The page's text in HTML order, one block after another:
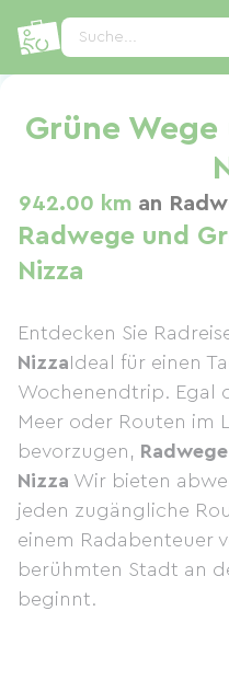
Suche...
Grüne Wege
942.00 kman
Radwege und
Nizza
Entdecken Sie
NizzaIdeal für einen
Wochenendtrip. Egal
Meer oder Routen im
bevorzugen,
Nizza Wir bieten
jeden zugängliche
einem Radabenteuer
berühmten Stadt an
beginnt.
Cookie-Einstellungen